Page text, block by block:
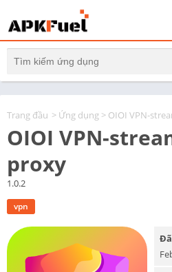
Trang đầu > Ứng dụng > OIOI VPN-
OIOI VPN-
proxy
1.0.2
vpn